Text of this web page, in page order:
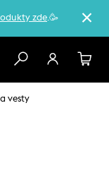
zde.🥳
vesty